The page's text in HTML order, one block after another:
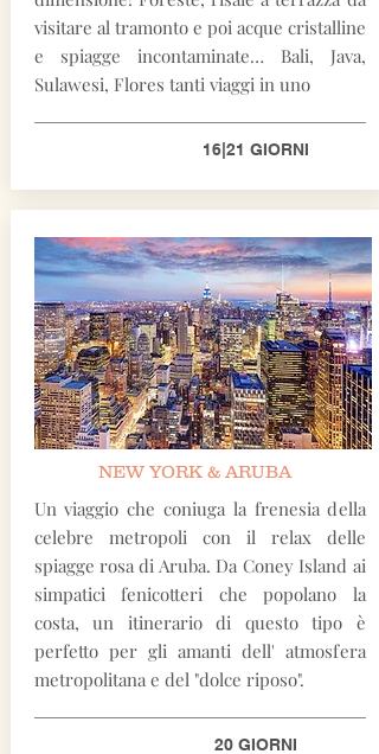
visitare al tramonto e poi acque cristalline
e spiagge incontaminate… Bali, Java,
Sulawesi, Flores tanti viaggi in uno
16|21 GIORNI
NEW YORK & ARUBA
Un viaggio che coniuga la frenesia della
celebre metropoli con il relax delle
spiagge rosa di Aruba. Da Coney Island ai
simpatici fenicotteri che popolano la
costa, un itinerario di questo tipo è
perfetto per gli amanti dell' atmosfera
metropolitana e del "dolce riposo".
20 GIORNI